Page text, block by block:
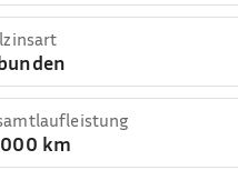
km